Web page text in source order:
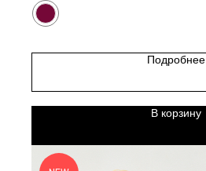
Подробнее
В корзину